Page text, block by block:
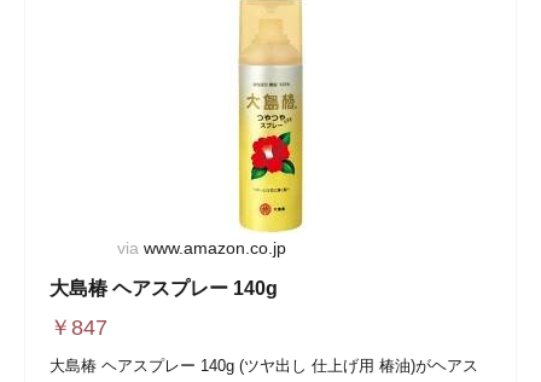
via www.amazon.co.jp
大島椿 ヘアスプレー 140g
￥ 847
大島椿 ヘアスプレー 140g (ツヤ出し 仕上げ用 椿油)がヘアス